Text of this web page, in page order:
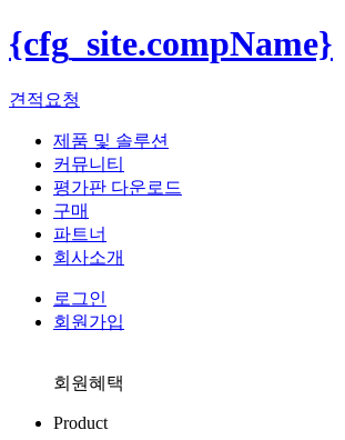
{cfg_site.compName}
견적요청
제품 및 솔루션
커뮤니티
평가판 다운로드
구매
파트너
회사소개
로그인
회원가입
회원혜택
Product